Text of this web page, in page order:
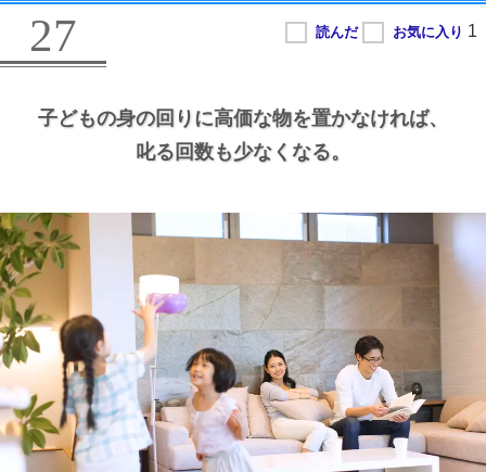
27
子どもの身の回りに高価な物を置かなければ、
叱る回数も少なくなる。